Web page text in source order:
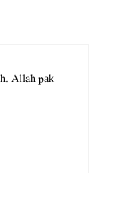
Allah pak